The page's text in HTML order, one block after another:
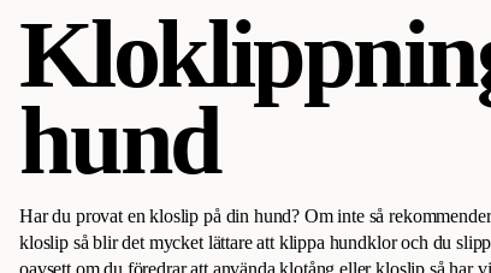
hund
Har du provat en kloslip på din hund? Om inte så
kloslip så blir det mycket lättare att klippa hundklor och du
oavsett om du föredrar att använda klotång eller kloslip så har